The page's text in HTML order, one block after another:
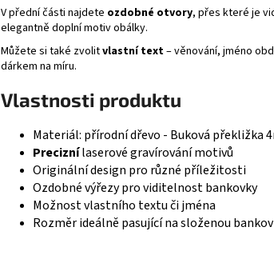
V přední části najdete ozdobné otvory, přes které je
elegantně doplní motiv obálky.
Můžete si také zvolitvlastní text– věnování, jméno
dárkem na míru.
Vlastnosti produktu
Materiál: přírodní dřevo - Buková překližka
Preciznílaserové gravírování motivů
Originální design pro různé příležitosti
Ozdobné výřezy pro viditelnost bankovky
Možnost vlastního textu či jména
Rozměr ideálně pasující na složenou